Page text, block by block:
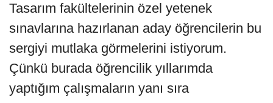
Tasarım fakültelerinin özel yetenek
sınavlarına hazırlanan aday öğrencilerin bu
sergiyi mutlaka görmelerini istiyorum.
Çünkü burada öğrencilik yıllarımda
yaptığım çalışmaların yanı sıra